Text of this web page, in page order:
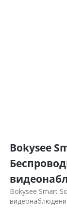
Bokysee
Bokysee Smart